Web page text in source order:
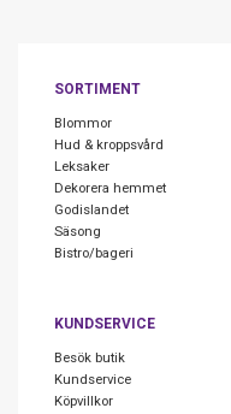
SORTIMENT
Blommor
Hud & kroppsvård
Leksaker
Dekorera hemmet
Godislandet
Säsong
Bistro/bageri
KUNDSERVICE
Besök butik
Kundservice
Köpvillkor